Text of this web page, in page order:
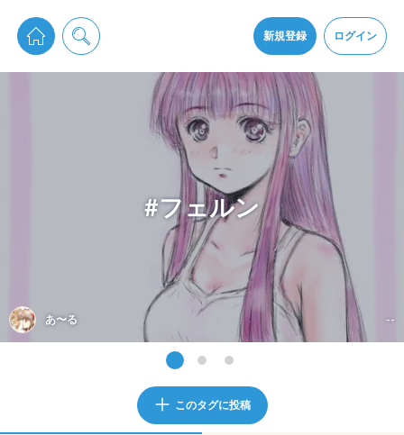
新規登録 ログイン
pixiv Sketchは2024年5月28日付で プライパシーポリシーを改定しました。
通知を受け取るにはここをクリックします
pixiv Sketchアプリでさらに快適に！
アプリをインストール
#フェルン
あ〜る --
このタグに投稿